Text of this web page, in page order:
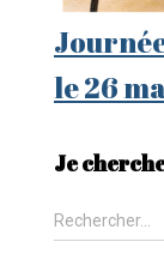
le 26
Je
Rechercher…